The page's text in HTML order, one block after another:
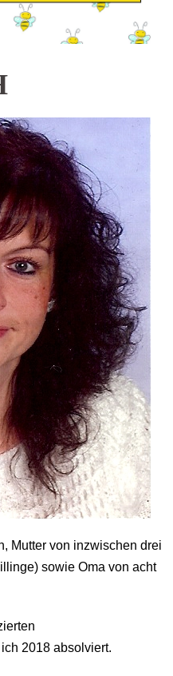
Mutter von inzwischen drei
sowie Oma von acht
2018 absolviert.